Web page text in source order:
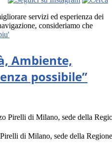
servizi ed esperienza dei
consideriamo che
Ambiente,
possibile”
di Milano, sede della Regione